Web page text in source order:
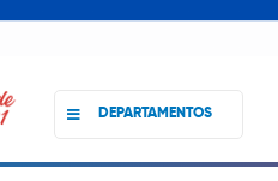
DEPARTAMENTOS